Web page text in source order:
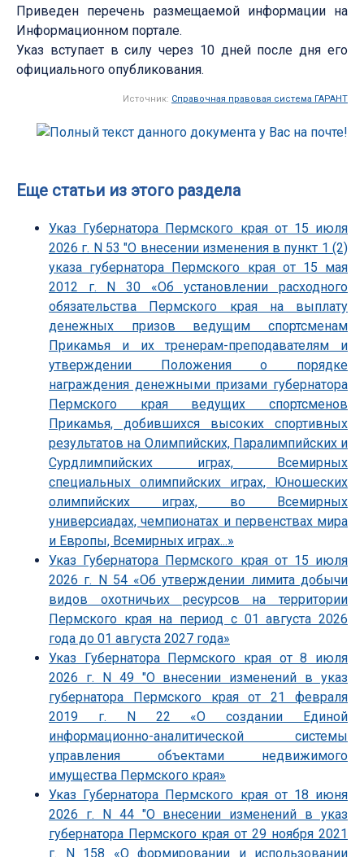
Приведен перечень размещаемой информации на
Информационном портале.
Указ вступает в силу через 10 дней после дня его
официального опубликования.
Источник: Справочная правовая система ГАРАНТ
Еще статьи из этого раздела
Указ Губернатора Пермского края от 15 июля
2026 г. N 53 "О внесении изменения в пункт 1 (2)
указа губернатора Пермского края от 15 мая
2012 г. N 30 «Об установлении расходного
обязательства Пермского края на выплату
денежных призов ведущим спортсменам
Прикамья и их тренерам-преподавателям и
утверждении Положения о порядке
награждения денежными призами губернатора
Пермского края ведущих спортсменов
Прикамья, добившихся высоких спортивных
результатов на Олимпийских, Паралимпийских и
Сурдлимпийских играх, Всемирных
специальных олимпийских играх, Юношеских
олимпийских играх, во Всемирных
универсиадах, чемпионатах и первенствах мира
и Европы, Всемирных играх...»
Указ Губернатора Пермского края от 15 июля
2026 г. N 54 «Об утверждении лимита добычи
видов охотничьих ресурсов на территории
Пермского края на период с 01 августа 2026
года до 01 августа 2027 года»
Указ Губернатора Пермского края от 8 июля
2026 г. N 49 "О внесении изменений в указ
губернатора Пермского края от 21 февраля
2019 г. N 22 «О создании Единой
информационно-аналитической системы
управления объектами недвижимого
имущества Пермского края»
Указ Губернатора Пермского края от 18 июня
2026 г. N 44 "О внесении изменений в указ
губернатора Пермского края от 29 ноября 2021
г. N 158 «О формировании и использовании